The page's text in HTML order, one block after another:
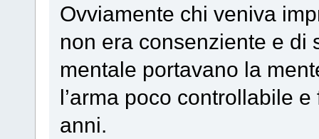
Ovviamente chi veniva
non era consenziente e di
mentale portavano la
l’arma poco controllabile
anni.